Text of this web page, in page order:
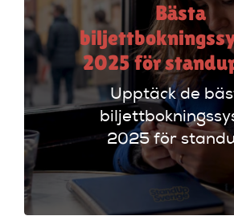
Bästa
2025 för
Upptäck de
2025 för
UK. Jämför
plattformar
Ticketmaster